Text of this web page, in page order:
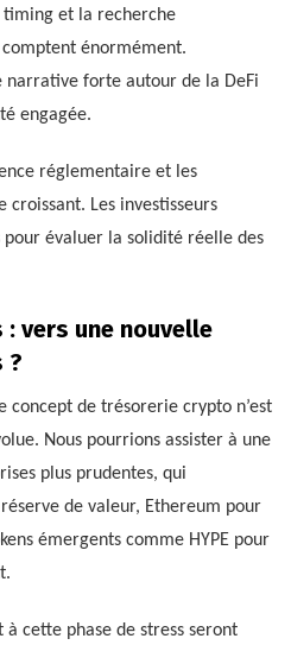
et la recherche
comptent énormément.
narrative forte autour de la DeFi
engagée.
réglementaire et les
croissant. Les investisseurs
évaluer la solidité réelle des
vers une nouvelle
?
de trésorerie crypto n’est
Nous pourrions assister à une
plus prudentes, qui
de valeur, Ethereum pour
émergents comme HYPE pour
cette phase de stress seront